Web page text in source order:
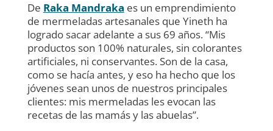
De Raka Mandraka es un emprendimiento
de mermeladas artesanales que Yineth ha
logrado sacar adelante a sus 69 años. “Mis
productos son 100% naturales, sin colorantes
artificiales, ni conservantes. Son de la casa,
como se hacía antes, y eso ha hecho que los
jóvenes sean unos de nuestros principales
clientes: mis mermeladas les evocan las
recetas de las mamás y las abuelas”.